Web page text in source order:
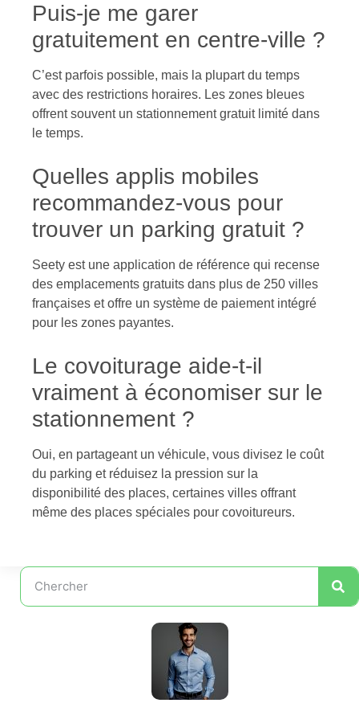
Puis-je me garer
gratuitement en centre-ville ?
C’est parfois possible, mais la plupart du temps
avec des restrictions horaires. Les zones bleues
offrent souvent un stationnement gratuit limité dans
le temps.
Quelles applis mobiles
recommandez-vous pour
trouver un parking gratuit ?
Seety est une application de référence qui recense
des emplacements gratuits dans plus de 250 villes
françaises et offre un système de paiement intégré
pour les zones payantes.
Le covoiturage aide-t-il
vraiment à économiser sur le
stationnement ?
Oui, en partageant un véhicule, vous divisez le coût
du parking et réduisez la pression sur la
disponibilité des places, certaines villes offrant
même des places spéciales pour covoitureurs.